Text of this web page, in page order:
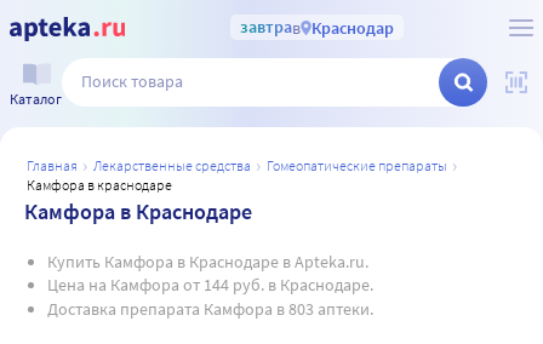
завтрав Краснодар
Каталог
главная лекарственные средства
гомеопатические препараты
камфора в краснодаре
Камфора в Краснодаре
Купить Камфора в Краснодаре в Apteka.ru.
Цена на Камфора от 144 руб. в Краснодаре.
Доставка препарата Камфора в 803 аптеки.